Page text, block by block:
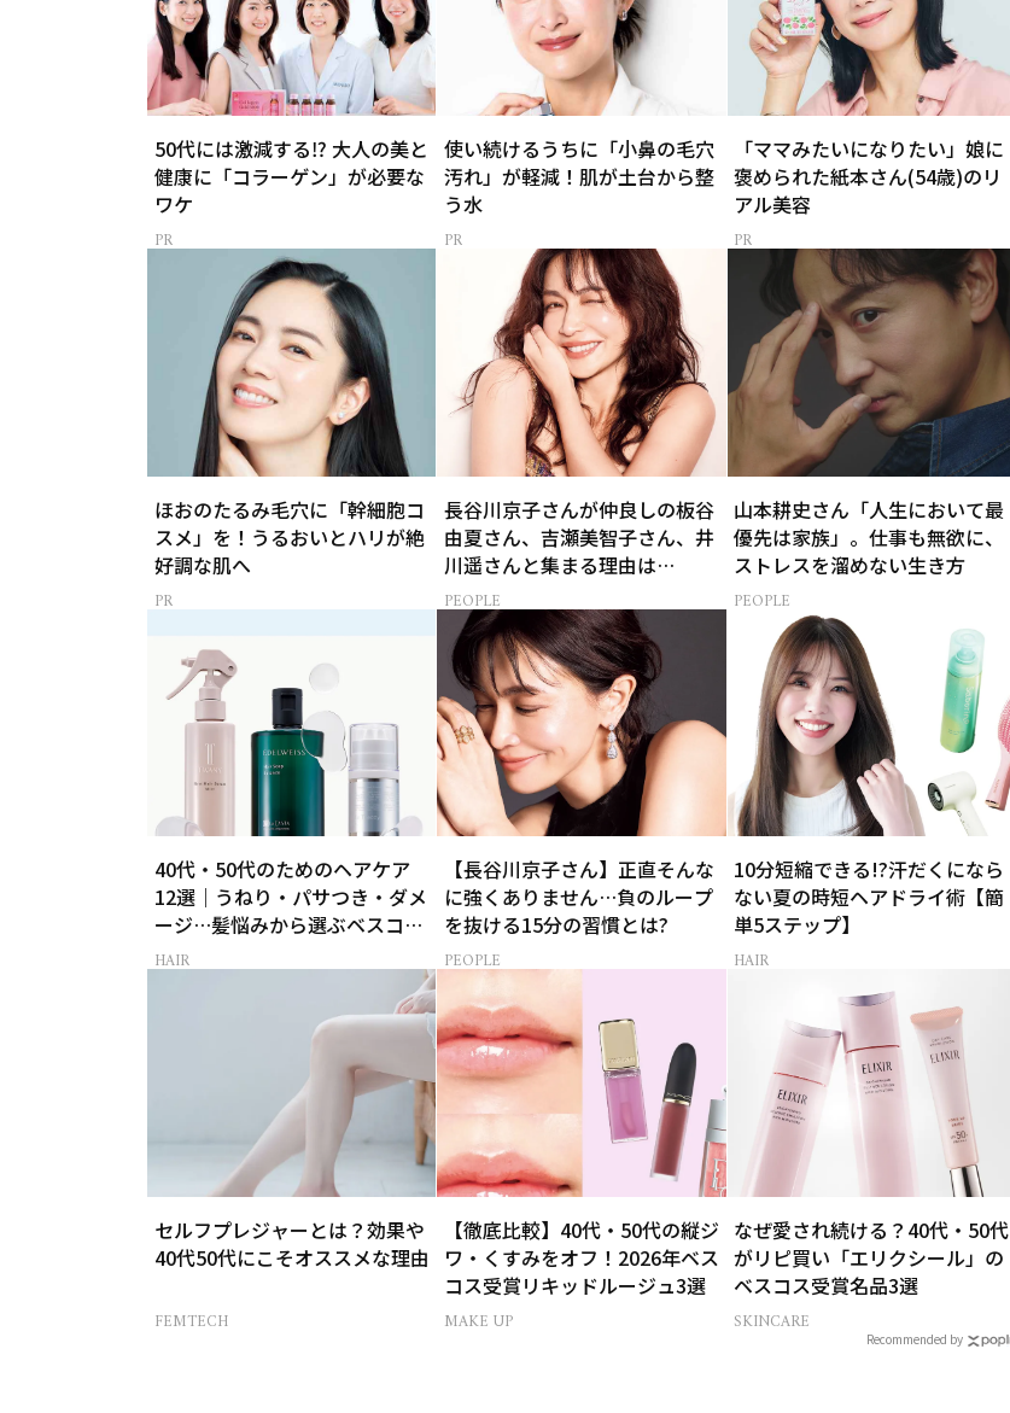
50代には激減する⁉ 大人の美と
健康に「コラーゲン」が必要な
ワケ
使い続けるうちに「小鼻の毛穴
汚れ」が軽減！肌が土台から整
う水
「ママみたいになりたい」娘に
褒められた紙本さん(54歳)のリ
アル美容
ほおのたるみ毛穴に「幹細胞コ
スメ」を！うるおいとハリが絶
好調な肌へ
長谷川京子さんが仲良しの板谷
由夏さん、吉瀬美智子さん、井
川遥さんと集まる理由は…
PEOPLE
山本耕史さん「人生において最
優先は家族」。仕事も無欲に、
ストレスを溜めない生き方
PEOPLE
40代・50代のためのヘアケア
12選｜うねり・パサつき・ダメ
ージ…髪悩みから選ぶベスコス
受賞コスメ
HAIR
【長谷川京子さん】正直そんな
に強くありません…負のループ
を抜ける15分の習慣とは?
PEOPLE
10分短縮できる!?汗だくになら
ない夏の時短ヘアドライ術【簡
単5ステップ】
HAIR
セルフプレジャーとは？効果や
40代50代にこそオススメな理由
FEMTECH
【徹底比較】40代・50代の縦ジ
ワ・くすみをオフ！2026年ベス
コス受賞リキッドルージュ3選
MAKE UP
なぜ愛され続ける？40代・50代
がリピ買い「エリクシール」の
ベスコス受賞名品3選
SKINCARE
Recommended by